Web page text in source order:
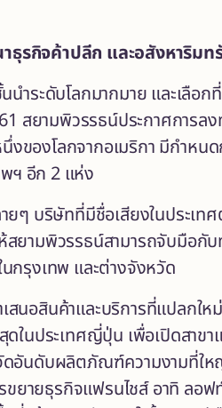
รกิจค้าปลีก และอสังหาริมท
นำระดับโลกมากมาย และเลื
สยามพิวรรธน์ประกาศการ
องโลกจากอเมริกา มีกำห
พฯ อีก 2 แห่ง
บริษัทที่มีชื่อเสียงในประเทศ
ห้สยามพิวรรธน์สามารถจับมื
กรุงเทพ และต่างจังหวัด
อสินค้าและบริการที่แปลกให
นประเทศญี่ปุ่น เพื่อเปิดสาข
ดอันดับผลิตภัณฑ์ความงามที่ใ
ขยายธุรกิจแฟรนไชส์ อาทิ ล